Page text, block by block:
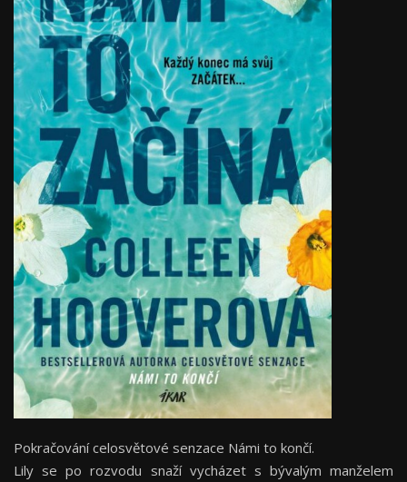
Pokračování celosvětové senzace Námi to končí.
Lily se po rozvodu snaží vycházet s bývalým manželem